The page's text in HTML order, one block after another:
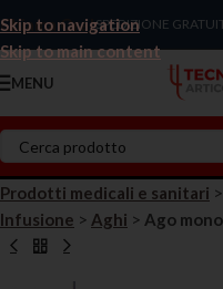
Skip to navigation
Skip to main content
Chiama Ora!SPEDIZIONE
MENU
Prodotti medicali e sanitari >
Infusione > Aghi > Ago